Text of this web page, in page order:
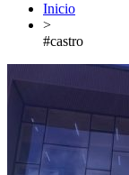
Inicio
>
#castro